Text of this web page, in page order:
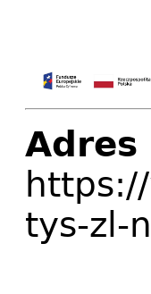
Adres
tys-zl-